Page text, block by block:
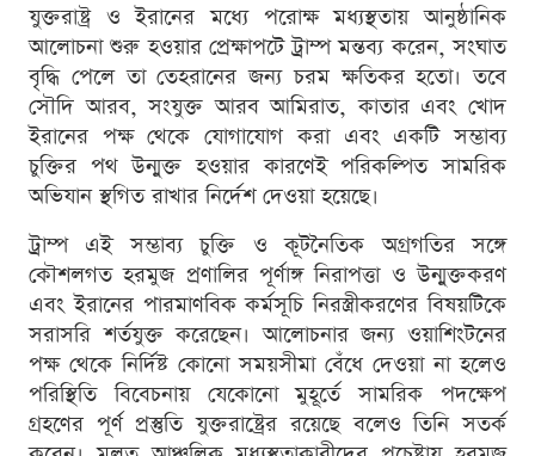
যুক্তরাষ্ট্র ও ইরানের মধ্যে পরোক্ষ মধ্যস্থতায় আনুষ্ঠানিক
আলোচনা শুরু হওয়ার প্রেক্ষাপটে ট্রাম্প মন্তব্য করেন, সংঘাত
বৃদ্ধি পেলে তা তেহরানের জন্য চরম ক্ষতিকর হতো। তবে
সৌদি আরব, সংযুক্ত আরব আমিরাত, কাতার এবং খোদ
ইরানের পক্ষ থেকে যোগাযোগ করা এবং একটি সম্ভাব্য
চুক্তির পথ উন্মুক্ত হওয়ার কারণেই পরিকল্পিত সামরিক
অভিযান স্থগিত রাখার নির্দেশ দেওয়া হয়েছে।
ট্রাম্প এই সম্ভাব্য চুক্তি ও কূটনৈতিক অগ্রগতির সঙ্গে
কৌশলগত হরমুজ প্রণালির পূর্ণাঙ্গ নিরাপত্তা ও উন্মুক্তকরণ
এবং ইরানের পারমাণবিক কর্মসূচি নিরস্ত্রীকরণের বিষয়টিকে
সরাসরি শর্তযুক্ত করেছেন। আলোচনার জন্য ওয়াশিংটনের
পক্ষ থেকে নির্দিষ্ট কোনো সময়সীমা বেঁধে দেওয়া না হলেও
পরিস্থিতি বিবেচনায় যেকোনো মুহূর্তে সামরিক পদক্ষেপ
গ্রহণের পূর্ণ প্রস্তুতি যুক্তরাষ্ট্রের রয়েছে বলেও তিনি সতর্ক